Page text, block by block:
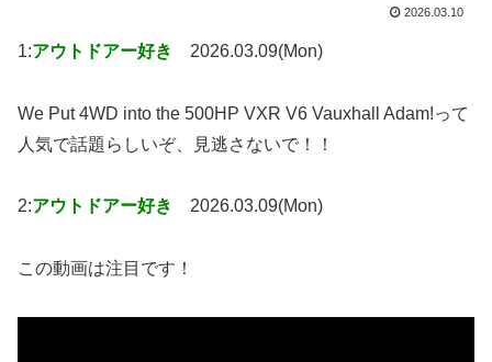
2026.03.10
1:アウトドアー好き 2026.03.09(Mon)
We Put 4WD into the 500HP VXR V6 Vauxhall Adam!って
人気で話題らしいぞ、見逃さないで！！
2:アウトドアー好き 2026.03.09(Mon)
この動画は注目です！